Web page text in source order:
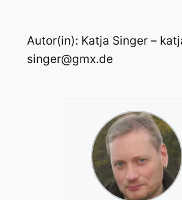
Autor(in): Katja Singer –
singer@gmx.de